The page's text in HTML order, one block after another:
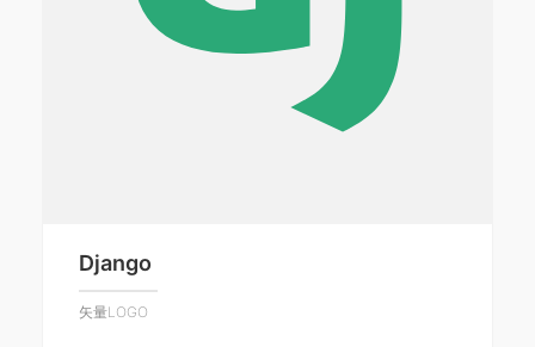
Django
矢量LOGO